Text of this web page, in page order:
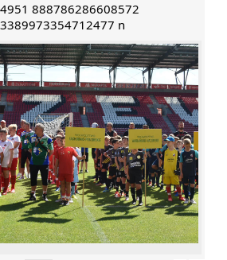
888786286608572
n